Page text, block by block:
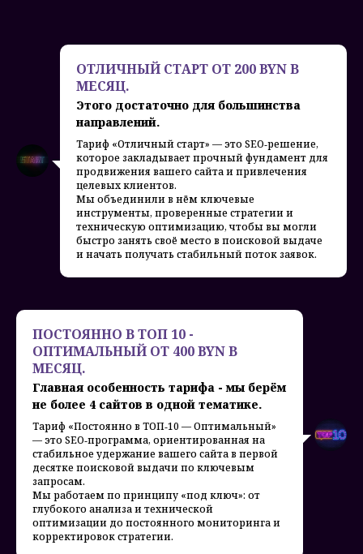
ОТЛИЧНЫЙ СТАРТ ОТ 200 BYN В
МЕСЯЦ.
Этого достаточно для большинства
направлений.
Тариф «Отличный старт» — это SEO‑решение,
которое закладывает прочный фундамент для
продвижения вашего сайта и привлечения
целевых клиентов.
Мы объединили в нём ключевые
инструменты, проверенные стратегии и
техническую оптимизацию, чтобы вы могли
быстро занять своё место в поисковой выдаче
и начать получать стабильный поток заявок.
ПОСТОЯННО В ТОП 10 -
ОПТИМАЛЬНЫЙ ОТ 400 BYN В
МЕСЯЦ.
Главная особенность тарифа - мы берём
не более 4 сайтов в одной тематике.
Тариф «Постоянно в ТОП‑10 — Оптимальный»
— это SEO‑программа, ориентированная на
стабильное удержание вашего сайта в первой
десятке поисковой выдачи по ключевым
запросам.
Мы работаем по принципу «под ключ»: от
глубокого анализа и технической
оптимизации до постоянного мониторинга и
корректировок стратегии.